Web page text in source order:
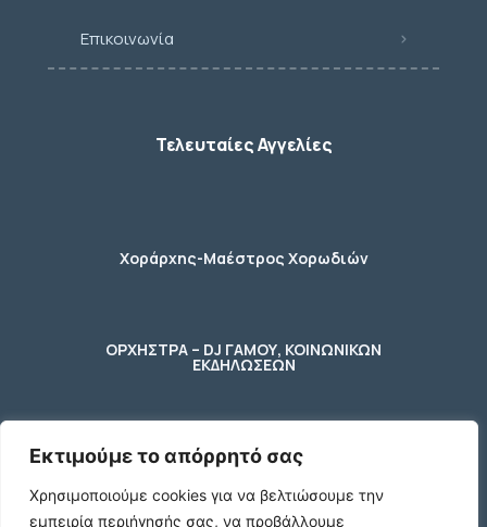
Εκτιμούμε το απόρρητό σας
Χρησιμοποιούμε cookies για να βελτιώσουμε την
εμπειρία περιήγησής σας, να προβάλλουμε
Επικοινωνία
Τελευταίες Αγγελίες
Χοράρχης-Μαέστρος Χορωδιών
ΟΡΧΗΣΤΡΑ – DJ ΓΑΜΟΥ, ΚΟΙΝΩΝΙΚΩΝ
ΕΚΔΗΛΩΣΕΩΝ
φύλακας – κηπουρος